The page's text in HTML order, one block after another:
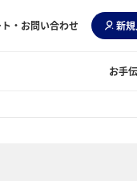
・お問い合わせ 新
お手